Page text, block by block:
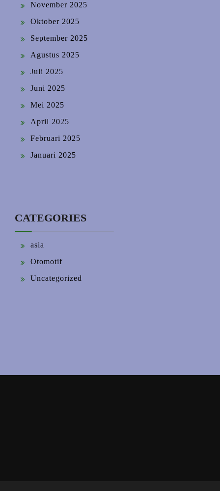
November 2025
Oktober 2025
September 2025
Agustus 2025
Juli 2025
Juni 2025
Mei 2025
April 2025
Februari 2025
Januari 2025
CATEGORIES
asia
Otomotif
Uncategorized